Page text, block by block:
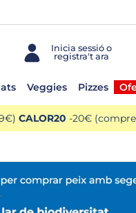
Veggies Pizzes
CALOR20 -20€